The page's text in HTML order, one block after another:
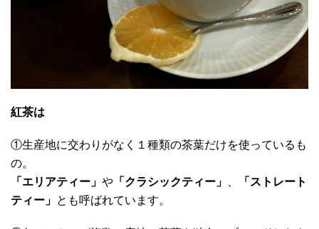
紅茶は
①生産地に交わりがなく１種類の茶葉だけを使っているも
の。
「エリアティー」 や 「クラシックティー」
「ストレート
ティー」 とも呼ばれています。